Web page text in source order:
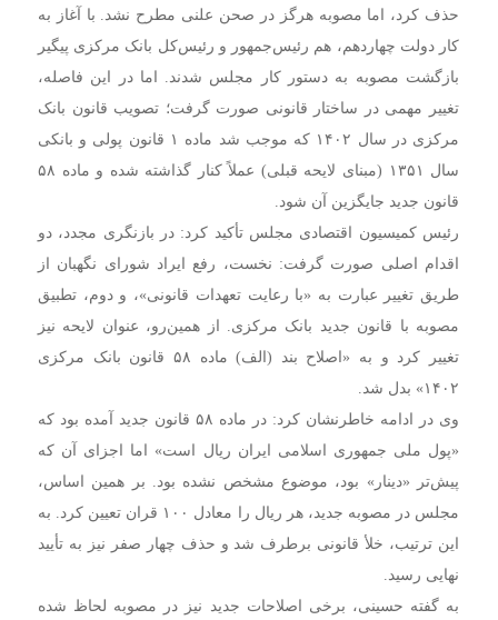
حذف کرد، اما مصوبه هرگز در صحن علنی مطرح نشد. با آغاز به
کار دولت چهاردهم، هم رئیس‌جمهور و رئیس‌کل بانک مرکزی پیگیر
بازگشت مصوبه به دستور کار مجلس شدند. اما در این فاصله،
تغییر مهمی در ساختار قانونی صورت گرفت؛ تصویب قانون بانک
مرکزی در سال ۱۴۰۲ که موجب شد ماده ۱ قانون پولی و بانکی
سال ۱۳۵۱ (مبنای لایحه قبلی) عملاً کنار گذاشته شده و ماده ۵۸
قانون جدید جایگزین آن شود.
رئیس کمیسیون اقتصادی مجلس تأکید کرد: در بازنگری مجدد، دو
اقدام اصلی صورت گرفت: نخست، رفع ایراد شورای نگهبان از
طریق تغییر عبارت به «با رعایت تعهدات قانونی»، و دوم، تطبیق
مصوبه با قانون جدید بانک مرکزی. از همین‌رو، عنوان لایحه نیز
تغییر کرد و به «اصلاح بند (الف) ماده ۵۸ قانون بانک مرکزی
۱۴۰۲» بدل شد.
وی در ادامه خاطرنشان کرد: در ماده ۵۸ قانون جدید آمده بود که
«پول ملی جمهوری اسلامی ایران ریال است» اما اجزای آن که
پیش‌تر «دینار» بود، موضوع مشخص نشده بود. بر همین اساس،
مجلس در مصوبه جدید، هر ریال را معادل ۱۰۰ قران تعیین کرد. به
این ترتیب، خلأ قانونی برطرف شد و حذف چهار صفر نیز به تأیید
نهایی رسید.
به گفته حسینی، برخی اصلاحات جدید نیز در مصوبه لحاظ شده